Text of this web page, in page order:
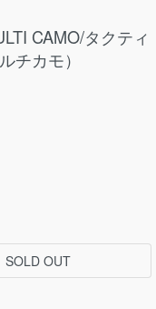
CAMO/タクティ
チカモ）
SOLD OUT